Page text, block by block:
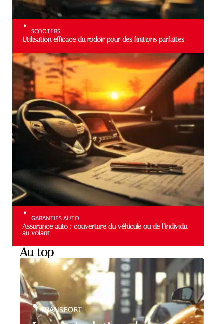
SCOOTERS
Utilisation efficace du rodoir pour des finitions parfaites
GARANTIES AUTO
Assurance auto : couverture du véhicule ou de l’individu
au volant
Au top
TRANSPORT